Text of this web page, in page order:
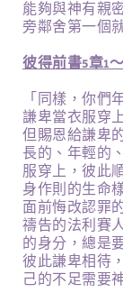
能夠與神有親
旁鄰舍第一個
彼得前書5章1
「同樣，你們
謙卑當衣服穿
但賜恩給謙卑
長的、年輕的
服穿上，彼此
身作則的生命
面前悔改認罪
禱告的法利賽
的身分，總是
彼此謙卑相待
己的不足需要